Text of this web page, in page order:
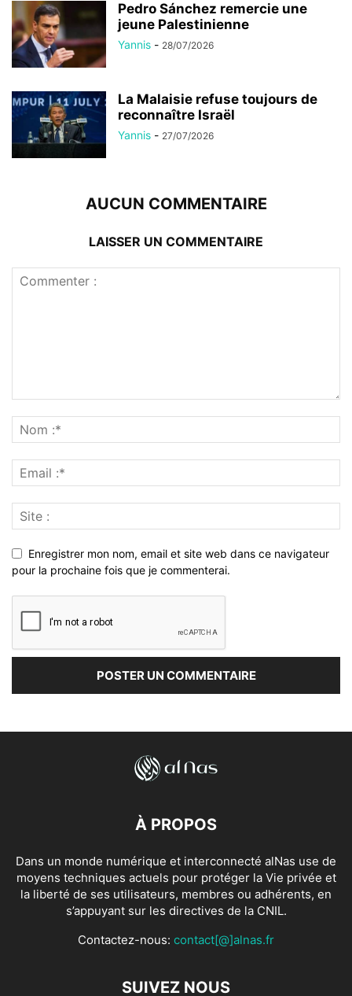
Pedro Sánchez remercie une
jeune Palestinienne
Yannis - 28/07/2026
La Malaisie refuse toujours de
reconnaître Israël
Yannis - 27/07/2026
AUCUN COMMENTAIRE
LAISSER UN COMMENTAIRE
Enregistrer mon nom, email et site web dans ce navigateur
pour la prochaine fois que je commenterai.
À PROPOS
Dans un monde numérique et interconnecté alNas use de
moyens techniques actuels pour protéger la Vie privée et
la liberté de ses utilisateurs, membres ou adhérents, en
s’appuyant sur les directives de la CNIL.
Contactez-nous: contact[@]alnas.fr
SUIVEZ NOUS